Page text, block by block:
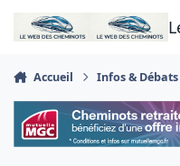
Aller au contenu
Accueil Infos & Débats